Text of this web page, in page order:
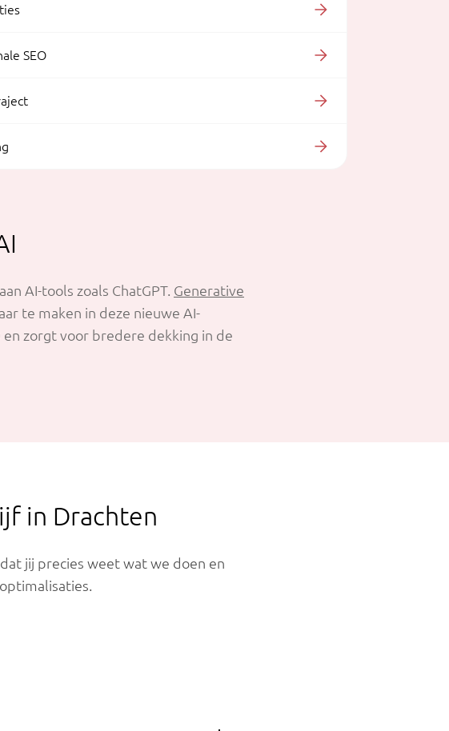
SEO
AI-tools zoals ChatGPT. Generative
te maken in deze nieuwe AI-
zorgt voor bredere dekking in de
in Drachten
jij precies weet wat we doen en